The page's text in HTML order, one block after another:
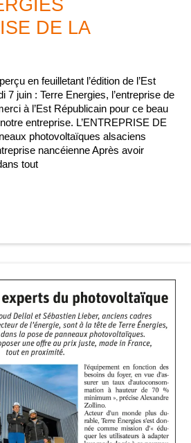
DE LA
en feuilletant l’édition de l’Est
7 juin : Terre Energies, l’entreprise de
à l’Est Républicain pour ce beau
entreprise. L’ENTREPRISE DE
photovoltaïques alsaciens
nancéienne Après avoir
tout